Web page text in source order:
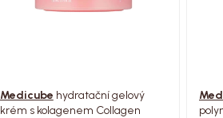
Medicube hydratační gelový
krém s kolagenem Collagen